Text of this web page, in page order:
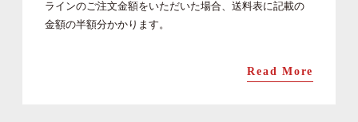
ラインのご注文金額をいただいた場合、送料表に記載の
金額の半額分かかります。
Read More